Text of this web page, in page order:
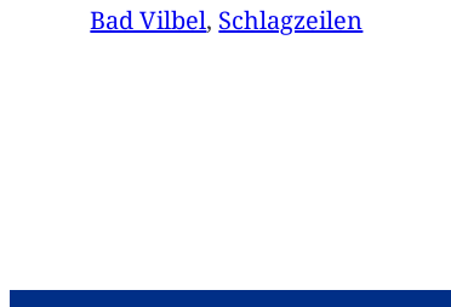
Bad Vilbel, Schlagzeilen